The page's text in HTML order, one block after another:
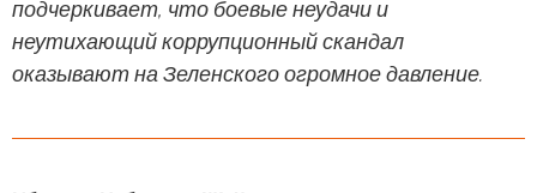
подчеркивает, что боевые неудачи и
неутихающий коррупционный скандал
оказывают на Зеленского огромное давление.